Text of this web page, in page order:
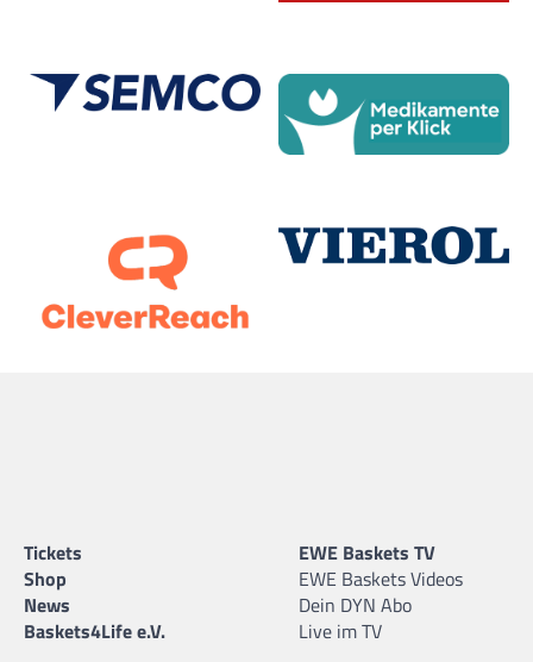
Tickets
Shop
News
Baskets4Life e.V.
EWE Baskets TV
EWE Baskets Videos
Dein DYN Abo
Live im TV